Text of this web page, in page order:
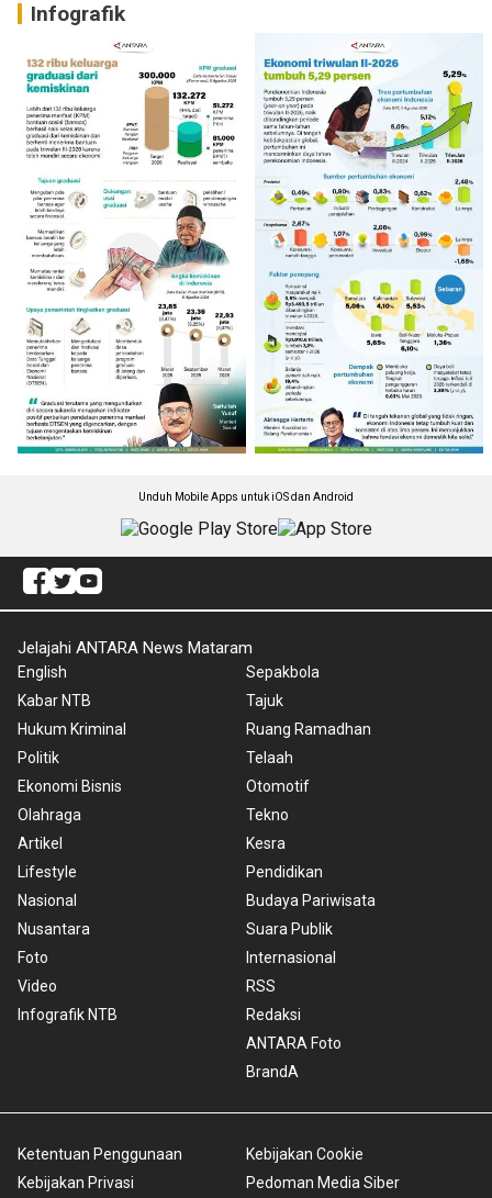
Infografik
Unduh Mobile Apps untuk iOS dan Android
Jelajahi ANTARA News Mataram
English
Kabar NTB
Hukum Kriminal
Politik
Ekonomi Bisnis
Olahraga
Artikel
Lifestyle
Nasional
Nusantara
Foto
Video
Infografik NTB
Sepakbola
Tajuk
Ruang Ramadhan
Telaah
Otomotif
Tekno
Kesra
Pendidikan
Budaya Pariwisata
Suara Publik
Internasional
RSS
Redaksi
ANTARA Foto
BrandA
Ketentuan Penggunaan
Kebijakan Privasi
Kebijakan Cookie
Pedoman Media Siber